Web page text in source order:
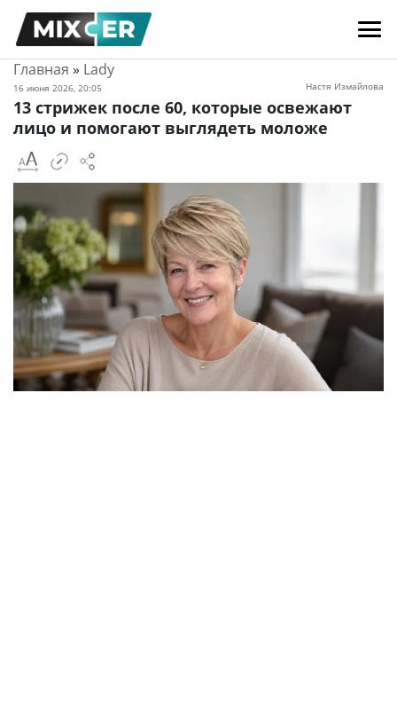
Главная » Lady
16 июня 2026, 20:05 Настя Измайлова
13 стрижек после 60, которые освежают
лицо и помогают выглядеть моложе